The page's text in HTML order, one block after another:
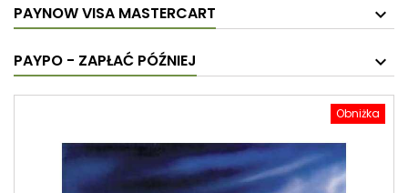
PAYNOW VISA MASTERCART
PAYPO - ZAPŁAĆ PÓŹNIEJ
Obniżka